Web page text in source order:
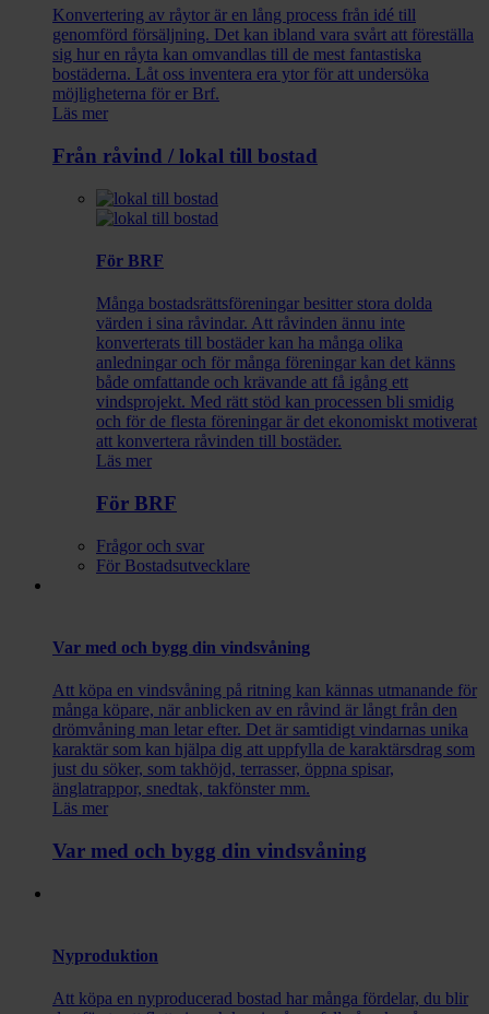
Konvertering av råytor är en lång process från idé till
genomförd försäljning. Det kan ibland vara svårt att föreställa
sig hur en råyta kan omvandlas till de mest fantastiska
bostäderna. Låt oss inventera era ytor för att undersöka
möjligheterna för er Brf.
Läs mer
Från råvind / lokal till bostad
För BRF
Många bostadsrättsföreningar besitter stora dolda
värden i sina råvindar. Att råvinden ännu inte
konverterats till bostäder kan ha många olika
anledningar och för många föreningar kan det känns
både omfattande och krävande att få igång ett
vindsprojekt. Med rätt stöd kan processen bli smidig
och för de flesta föreningar är det ekonomiskt motiverat
att konvertera råvinden till bostäder.
Läs mer
För BRF
Frågor och svar
För Bostadsutvecklare
Var med och bygg din vindsvåning
Att köpa en vindsvåning på ritning kan kännas utmanande för
många köpare, när anblicken av en råvind är långt från den
drömvåning man letar efter. Det är samtidigt vindarnas unika
karaktär som kan hjälpa dig att uppfylla de karaktärsdrag som
just du söker, som takhöjd, terrasser, öppna spisar,
änglatrappor, snedtak, takfönster mm.
Läs mer
Var med och bygg din vindsvåning
Nyproduktion
Att köpa en nyproducerad bostad har många fördelar, du blir